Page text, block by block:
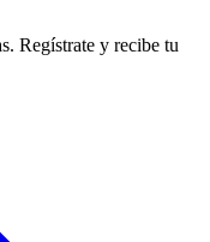
Regístrate y recibe tu